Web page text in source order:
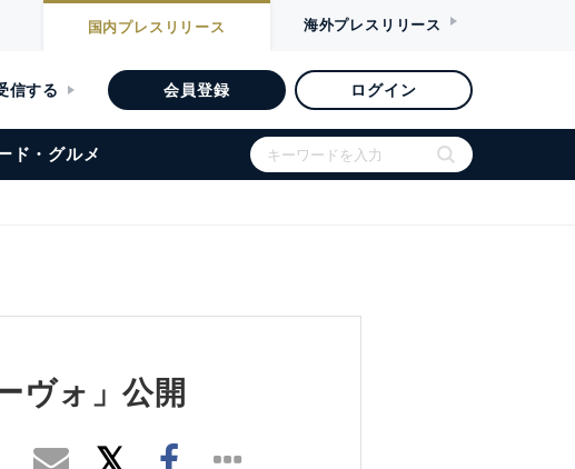
国内プレスリリース 海外プレスリリース
信する 会員登録 ログイン
ド・グルメ
ヴォ」公開